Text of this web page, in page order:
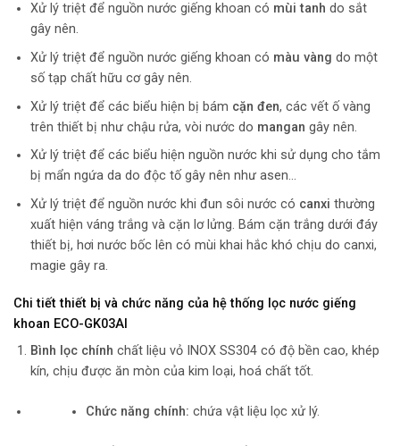
Xử lý triệt để nguồn nước giếng khoan có mùi tanh do sắt
gây nên.
Xử lý triệt để nguồn nước giếng khoan có màu vàng do một
số tạp chất hữu cơ gây nên.
Xử lý triệt để các biểu hiện bị bám cặn đen, các vết ố vàng
trên thiết bị như chậu rửa, vòi nước do mangan gây nên.
Xử lý triệt để các biểu hiện nguồn nước khi sử dụng cho tắm
bị mẩn ngứa da do độc tố gây nên như asen…
Xử lý triệt để nguồn nước khi đun sôi nước có canxi thường
xuất hiện váng trắng và cặn lơ lửng. Bám cặn trắng dưới đáy
thiết bị, hơi nước bốc lên có mùi khai hắc khó chịu do canxi,
magie gây ra.
Chi tiết thiết bị và chức năng của hệ thống lọc nước giếng
khoan ECO-GK03AI
Bình lọc chính chất liệu vỏ INOX SS304 có độ bền cao, khép
kín, chịu được ăn mòn của kim loại, hoá chất tốt.
Chức năng chính: chứa vật liệu lọc xử lý.